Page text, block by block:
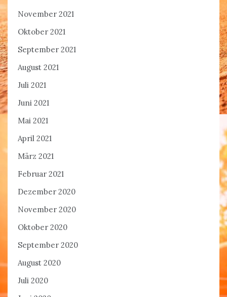
November 2021
Oktober 2021
September 2021
August 2021
Juli 2021
Juni 2021
Mai 2021
April 2021
März 2021
Februar 2021
Dezember 2020
November 2020
Oktober 2020
September 2020
August 2020
Juli 2020